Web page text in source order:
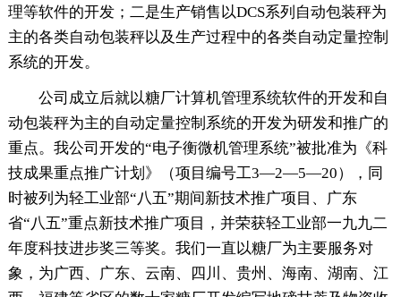
理等软件的开发；二是生产销售以DCS系列自动包装秤为
主的各类自动包装秤以及生产过程中的各类自动定量控制
系统的开发。
公司成立后就以糖厂计算机管理系统软件的开发和自
动包装秤为主的自动定量控制系统的开发为研发和推广的
重点。我公司开发的“电子衡微机管理系统”被批准为《科
技成果重点推广计划》（项目编号工3—2—5—20），同
时被列为轻工业部“八五”期间新技术推广项目、广东
省“八五”重点新技术推广项目，并荣获轻工业部一九九二
年度科技进步奖三等奖。我们一直以糖厂为主要服务对
象，为广西、广东、云南、四川、贵州、海南、湖南、江